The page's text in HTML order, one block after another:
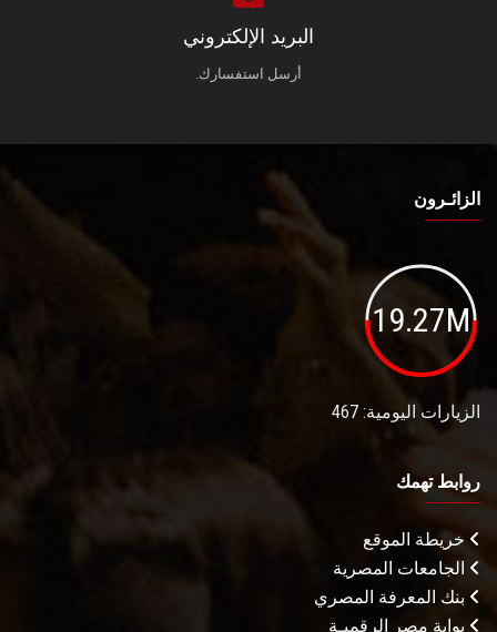
البريد الإلكتروني
أرسل استفسارك.
الزائـرون
19.27M
الزيارات اليومية: 467
روابط تهمك
خريطة الموقع
الجامعات المصرية
بنك المعرفة المصري
بوابة مصر الرقميـة